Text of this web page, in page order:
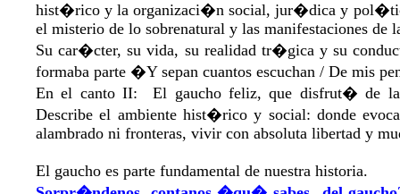
hist�rico y la organizaci�n social, jur�dica y
el misterio de lo sobrenatural y las manifestaciones de
Su car�cter, su vida, su realidad tr�gica y su
formaba parte �Y sepan cuantos escuchan / De mis
En el canto II: El gaucho feliz, que disfrut� de la
Describe el ambiente hist�rico y social: donde
alambrado ni fronteras, vivir con absoluta libertad y
El gaucho es parte fundamental de nuestra historia.